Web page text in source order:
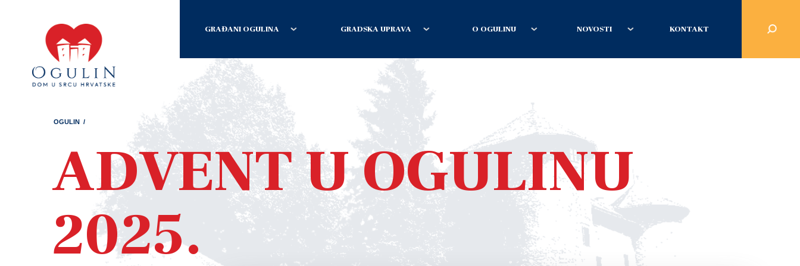
GRAĐANI OGULINA GRADSKA UPRAVA O OGULINU NOVOSTI KONTAKT
OGULIN /
ADVENT U OGULINU
2025.